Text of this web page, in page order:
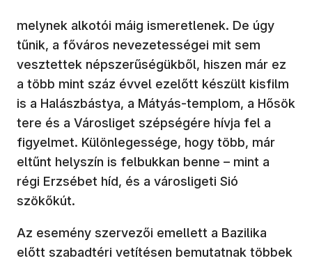
melynek alkotói máig ismeretlenek. De úgy
tűnik, a főváros nevezetességei mit sem
vesztettek népszerűségükből, hiszen már ez
a több mint száz évvel ezelőtt készült kisfilm
is a Halászbástya, a Mátyás-templom, a Hősök
tere és a Városliget szépségére hívja fel a
figyelmet. Különlegessége, hogy több, már
eltűnt helyszín is felbukkan benne – mint a
régi Erzsébet híd, és a városligeti Sió
szökőkút.
Az esemény szervezői emellett a Bazilika
előtt szabadtéri vetítésen bemutatnak többek